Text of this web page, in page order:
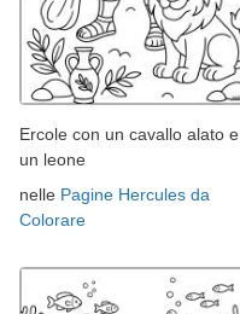
Ercole con un cavallo alato e
un leone
nelle Pagine Hercules da
Colorare